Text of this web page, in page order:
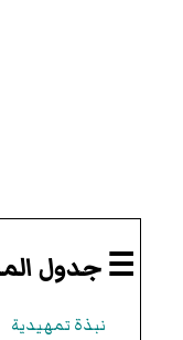
☰ جدول
نبذة تمهيدية